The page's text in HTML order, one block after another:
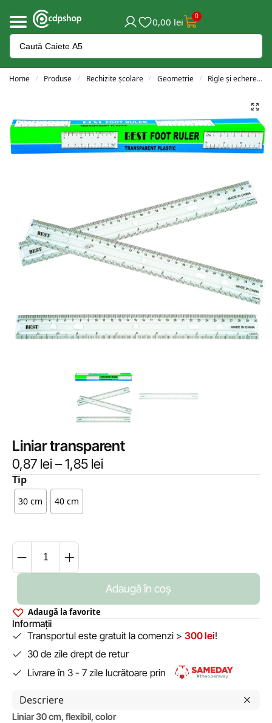
0,00 lei 0
Home / Produse / Rechizite școlare / Geometrie / Rigle și echere
Liniar transparent
0,87 lei–1,85 lei
Tip
30 cm 40 cm
Adaugă în coș
Adaugă la favorite
Informații
Transportul este gratuit la comenzi > 300 lei!
30 de zile drept de retur
Livrare în 3 - 7 zile lucrătoare prin
Descriere
Liniar 30 cm, flexibil, color